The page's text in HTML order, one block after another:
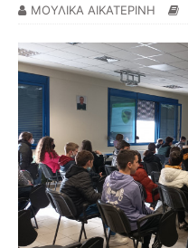
ΜΟΥΛΙΚΑ ΑΙΚΑΤΕΡΙΝΗ